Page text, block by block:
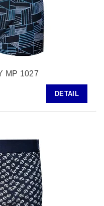
MP 1027
DETAIL